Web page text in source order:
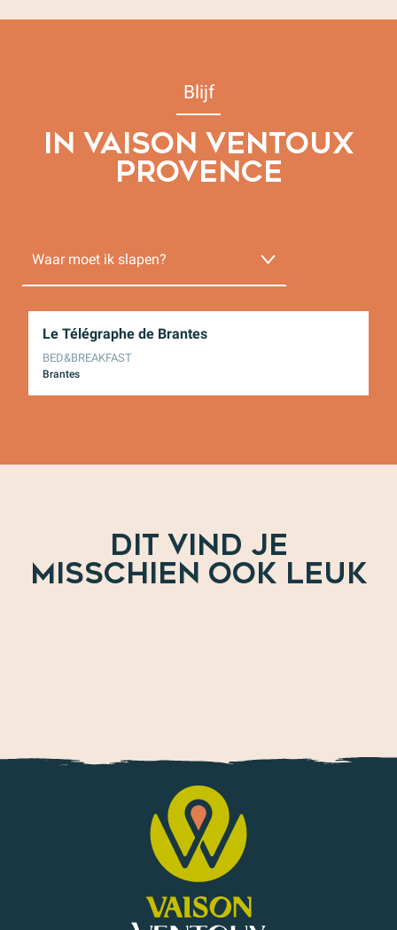
Blijf
IN VAISON VENTOUX
PROVENCE
Waar moet ik slapen?
Waar kun je eten?
Wat kan ik doen?
Le Télégraphe de Brantes
BED&BREAKFAST
Brantes
DIT VIND JE
MISSCHIEN OOK LEUK